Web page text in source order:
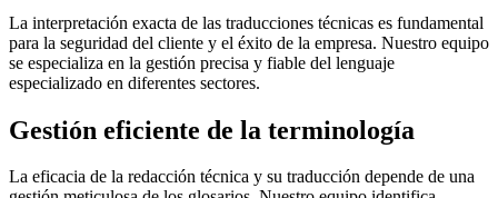
La interpretación exacta de las traducciones técnicas es fundamental
para la seguridad del cliente y el éxito de la empresa. Nuestro equipo
se especializa en la gestión precisa y fiable del lenguaje
especializado en diferentes sectores.
Gestión eficiente de la terminología
La eficacia de la redacción técnica y su traducción depende de una